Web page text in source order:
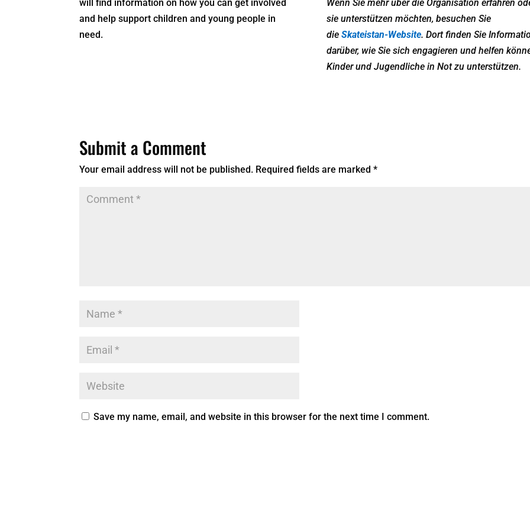
will find information on how you can get involved
and help support children and young people in
need.
Wenn Sie mehr über die Organisation erfahren
sie unterstützen möchten, besuchen Sie
die Skateistan-Website. Dort finden Sie
darüber, wie Sie sich engagieren und helfen
Kinder und Jugendliche in Not zu unterstützen.
Submit a Comment
Your email address will not be published. Required fields are marked*
Save my name, email, and website in this browser for the next time I comment.